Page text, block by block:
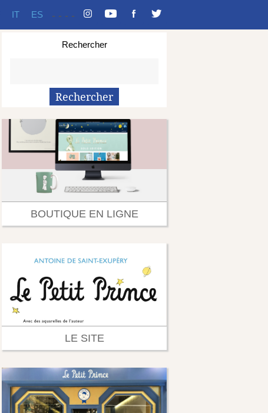
- - - -
IT ES
Rechercher
BOUTIQUE EN LIGNE
LE SITE